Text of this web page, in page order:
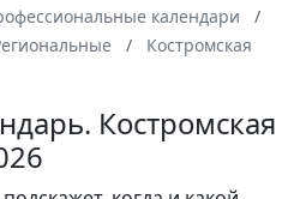
календари
Костромская
Костромская